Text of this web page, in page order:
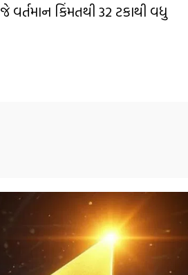
કિંમતથી 32 ટકાથી વધુ